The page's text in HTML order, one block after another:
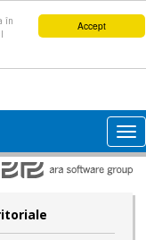
Accept
în